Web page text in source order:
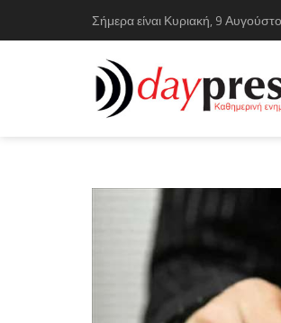
Σήμερα είναι Κυριακή, 9